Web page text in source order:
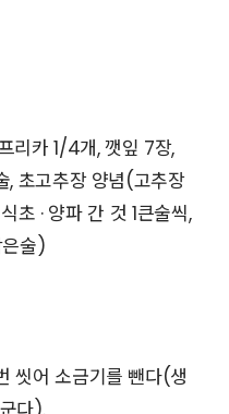
리카 1/4개, 깻잎 7장,
, 초고추장 양념(고추장
초 · 양파 간 것 1큰술씩,
은술)
씻어 소금기를 뺀다(생